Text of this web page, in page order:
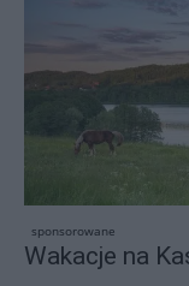
sponsorowane
Wakacje na